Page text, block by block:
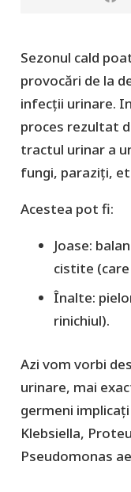
Sezonul cald
provocări de la
infecții urinare.
proces rezultat
tractul urinar a
fungi, paraziți,
Acestea pot fi:
Joase:
cistite
Înalte:
rinichiul).
Azi vom vorbi
urinare, mai
germeni
Klebsiella,
Pseudomonas